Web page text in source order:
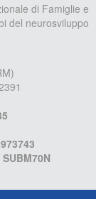
di Famiglie e
del neurosviluppo
SUBM70N